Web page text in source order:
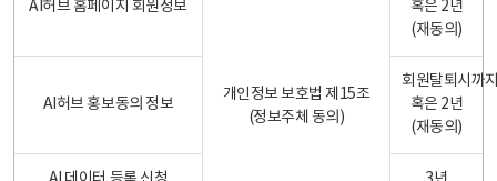
AI허브 홈페이지 회원정보
개인정보 보호법 제15조
(정보주체 동의)
혹은 2년
(재동의)
AI허브 홍보동의 정보
회원탈퇴시까
혹은 2년
(재동의)